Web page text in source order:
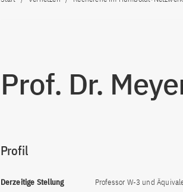
Prof. Dr.
Profil
Derzeitige Stellung Professor W-3 und